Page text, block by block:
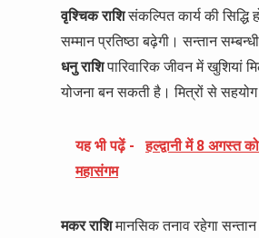
वृश्चिक राशिसंकल्पित कार्य की सिद्धि
सम्मान प्रतिष्ठा बढ़ेगी। सन्तान सम्बन्धी
धनु राशिपारिवारिक जीवन में खुशियां
योजना बन सकती है। मित्रों से सहयोग
यह भी पढ़ें -
हल्द्वानी में 8 अगस्त
महासंगम
मकर राशिमानसिक तनाव रहेगा